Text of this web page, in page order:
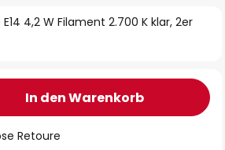
4,2 W Filament 2.700 K klar, 2er
In den Warenkorb
Retoure